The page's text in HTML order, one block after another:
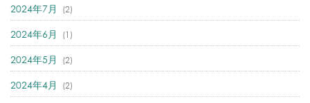
2024年7月 (2)
2024年6月 (1)
2024年5月 (2)
2024年4月 (2)